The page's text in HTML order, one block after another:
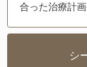
合った治療計
シ